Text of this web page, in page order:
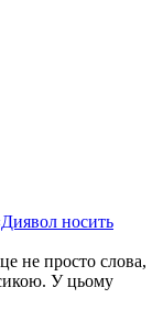
носить
не просто слова,
У цьому